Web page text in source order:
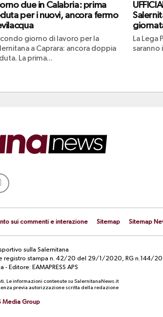
due in Calabria: prima
per i nuovi, ancora fermo
giorno di lavoro per la
a Caprara: ancora doppia
La prima...
La Lega
saranno
sui commenti e interazione Sitemap Sitemap
sulla Salernitana
registro stampa n. 42/20 del 29/1/2020, RG n.144/
Editore: EAMAPRESS APS
Le informazioni contenute su SalernitanaNews.it
previa autorizzazione scritta della redazione
Media Group